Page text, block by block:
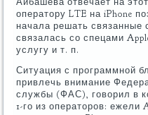
Айбашева отвечает на
оператору LTE на iPhone
начала решать связанные
связалась со спецами
услугу и т. п.
Ситуация с программной
привлечь внимание
службы (ФАС), говорил в
1-го из операторов: ежели